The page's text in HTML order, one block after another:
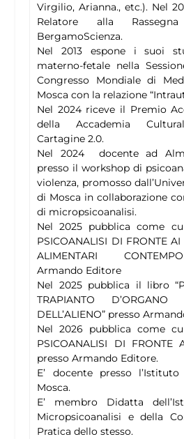
Virgilio, Arianna., etc.). Nel
Relatore alla
BergamoScienza.
Nel 2013 espone i suoi
materno-fetale nella
Congresso Mondiale di
Mosca con la relazione
Nel 2024 riceve il Premio
della Accademia
Cartagine 2.0.
Nel 2024 docente ad
presso il workshop di
violenza, promosso
di Mosca in collaborazione
di micropsicoanalisi.
Nel 2025 pubblica come
PSICOANALISI DI FRONTE
ALIMENTARI
Armando Editore
Nel 2025 pubblica il libro
TRAPIANTO
DELL’ALIENO” presso
Nel 2026 pubblica come
PSICOANALISI DI FRONTE
presso Armando Editore.
E’ docente presso
Mosca.
E’ membro Didatta
Micropsicoanalisi e della
Pratica dello stesso.